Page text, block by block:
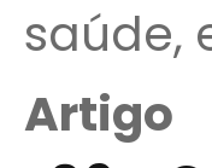
saúde,
Artigo